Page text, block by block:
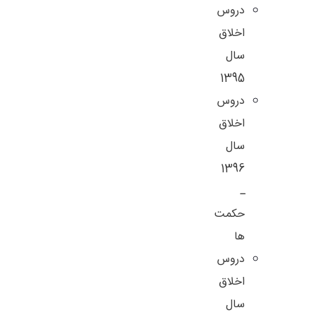
دروس
اخلاق
سال
1395
دروس
اخلاق
سال
1396
ـ
حکمت
ها
دروس
اخلاق
سال